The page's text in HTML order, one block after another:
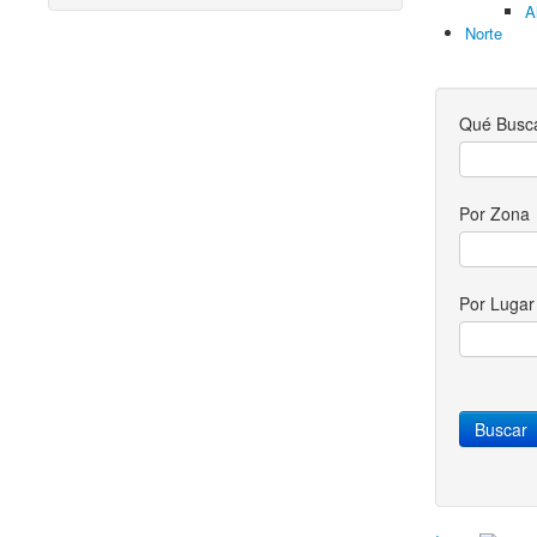
Norte
Qué
Por Zona
Por Lugar